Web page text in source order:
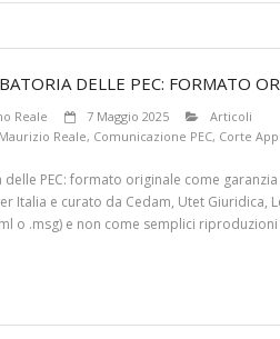
DELLE PEC: FORMATO
Reale 7 Maggio 2025
Articoli
Reale, Comunicazione PEC, Corte
delle PEC: formato originale come
Italia e curato da Cedam, Utet Giuridica,
o .msg) e non come semplici